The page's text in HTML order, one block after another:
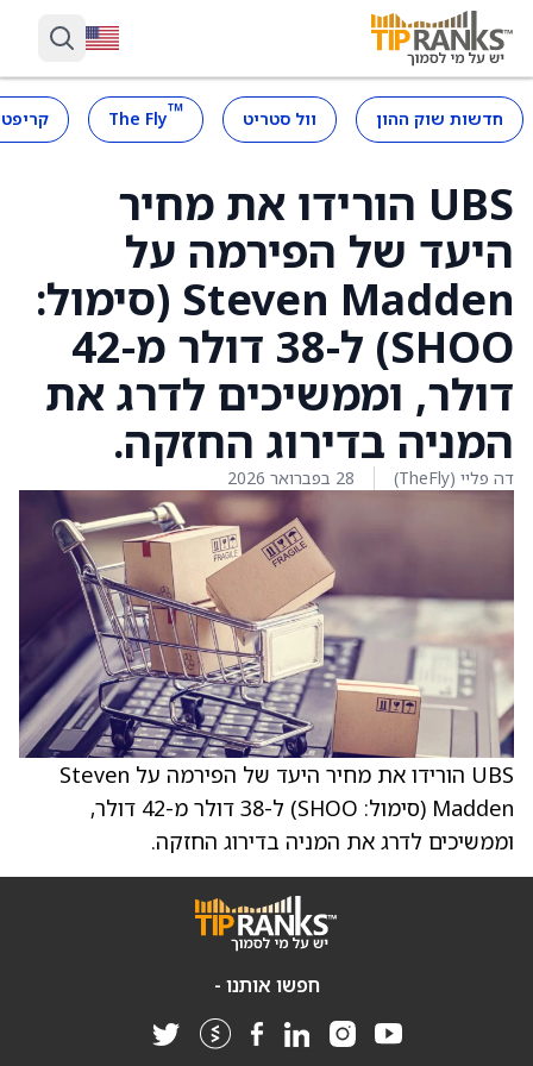
חדשות שוק ההון וול סטריט ™
The Fly
UBS הורידו את מחיר
היעד של הפירמה על
Steven Madden (סימול:
SHOO) ל-38 דולר מ-42
דולר, וממשיכים לדרג את
המניה בדירוג החזקה.
דה פליי (TheFly) 28 בפברואר 2026
UBS הורידו את מחיר היעד של הפירמה על Steven
Madden (סימול: SHOO) ל-38 דולר מ-42 דולר,
וממשיכים לדרג את המניה בדירוג החזקה.
חפשו אותנו -